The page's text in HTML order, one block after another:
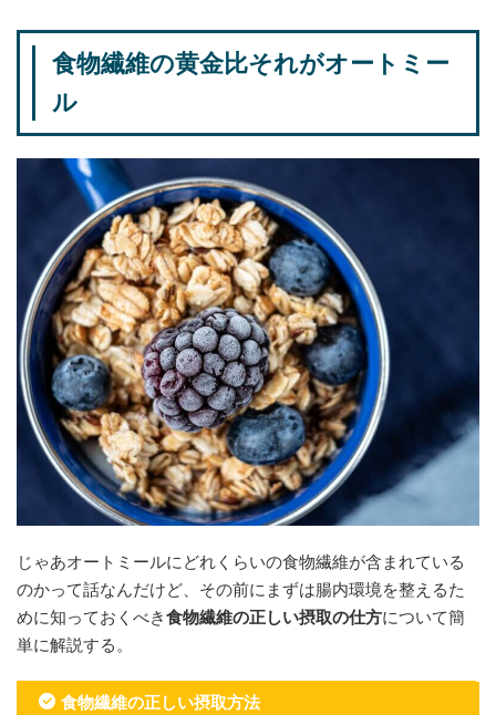
食物繊維の黄金比それがオートミー
ル
じゃあオートミールにどれくらいの食物繊維が含まれている
のかって話なんだけど、その前にまずは腸内環境を整えるた
めに知っておくべき食物繊維の正しい摂取の仕方について簡
単に解説する。
食物繊維の正しい摂取方法